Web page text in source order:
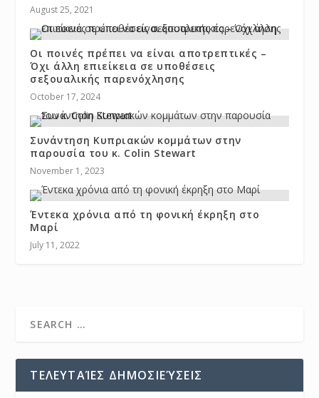
August 25, 2021
Οι ποινές πρέπει να είναι αποτρεπτικές –
Όχι άλλη επιείκεια σε υποθέσεις
σεξουαλικής παρενόχλησης
October 17, 2024
Συνάντηση Κυπριακών κομμάτων στην
παρουσία του κ. Colin Stewart
November 1, 2023
Έντεκα χρόνια από τη φονική έκρηξη στο
Μαρί
July 11, 2022
ΤΕΛΕΥΤΑΊΕΣ ΔΗΜΟΣΙΕΎΣΕΙΣ